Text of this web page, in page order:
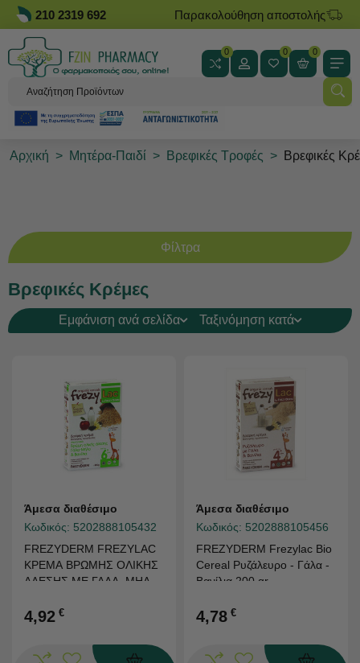
210 2319 692 Παρακολούθηση αποστολής
0 0 0
Αρχική > Μητέρα-Παιδί > Βρεφικές Τροφές > Βρεφικές
Φίλτρα
Βρεφικές Κρέμες
Εμφάνιση ανά σελίδα Ταξινόμηση κατά
Άμεσα διαθέσιμο
Κωδικός: 5202888105432
FREZYDERM FREZYLAC
ΚΡΕΜΑ ΒΡΩΜΗΣ ΟΛΙΚΗΣ
ΑΛΕΣΗΣ ΜΕ ΓΑΛΑ, ΜΗΛΟ
4,92 €
Άμεσα διαθέσιμο
Κωδικός: 5202888105456
FREZYDERM Frezylac Bio
Cereal Ρυζάλευρο - Γάλα -
Βανίλια 200 gr
4,78 €